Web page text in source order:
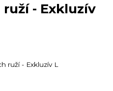
- Exkluzív